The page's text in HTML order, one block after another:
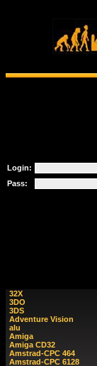
Login:
Pass:
32X
3DO
3DS
Adventure Vision
alu
Amiga
Amiga CD32
Amstrad-CPC 464
Amstrad-CPC 6128